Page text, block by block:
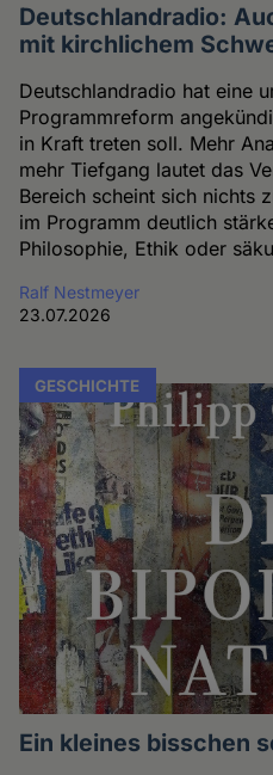
Deutschlandradio:
mit kirchlichem
Deutschlandradio hat eine
Programmreform
in Kraft treten soll. Mehr
mehr Tiefgang lautet das
Bereich scheint sich nichts
im Programm deutlich
Philosophie, Ethik oder
Ralf Nestmeyer
23.07.2026
GESCHICHTE
Ein kleines bisschen